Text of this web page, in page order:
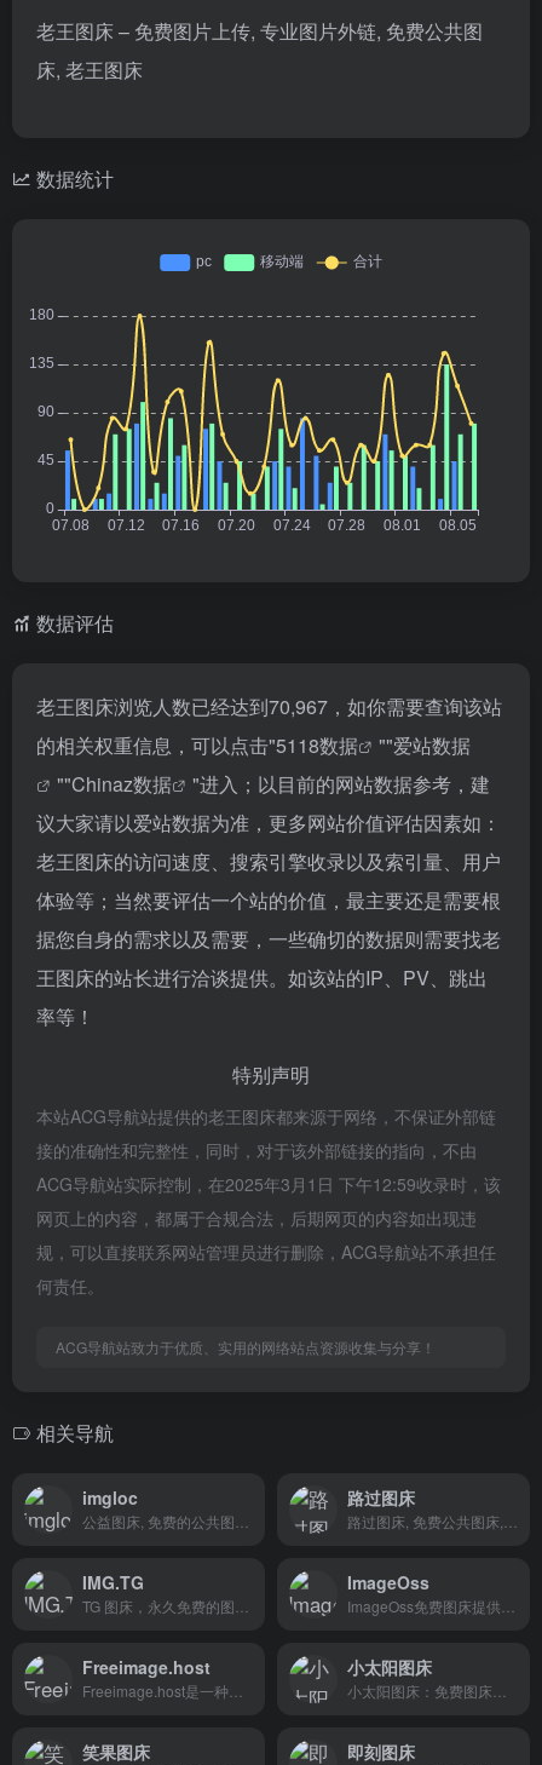
老王图床 – 免费图片上传, 专业图片外链, 免费公共图
床, 老王图床
数据统计
数据评估
老王图床浏览人数已经达到70,967，如你需要查询该站
的相关权重信息，可以点击"5118数据 ""爱站数据
""Chinaz数据
"进入；以目前的网站数据参考，建
议大家请以爱站数据为准，更多网站价值评估因素如：
老王图床的访问速度、搜索引擎收录以及索引量、用户
体验等；当然要评估一个站的价值，最主要还是需要根
据您自身的需求以及需要，一些确切的数据则需要找老
王图床的站长进行洽谈提供。如该站的IP、PV、跳出
率等！
特别声明
本站ACG导航站提供的老王图床都来源于网络，不保证外部链
接的准确性和完整性，同时，对于该外部链接的指向，不由
ACG导航站实际控制，在2025年3月1日 下午12:59收录时，该
网页上的内容，都属于合规合法，后期网页的内容如出现违
规，可以直接联系网站管理员进行删除，ACG导航站不承担任
何责任。
ACG导航站致力于优质、实用的网络站点资源收集与分享！
相关导航
imgloc 路过图床
IMG.TG ImageOss
Freeimage.host 小太阳图床
笑果图床 即刻图床